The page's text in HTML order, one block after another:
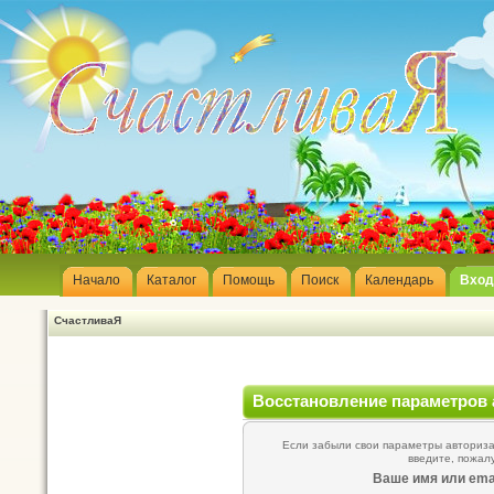
Начало Каталог Помощь Поиск Календарь Вход
СчастливаЯ
Восстановление параметров
Если забыли свои параметры
введите,
Ваше имя или